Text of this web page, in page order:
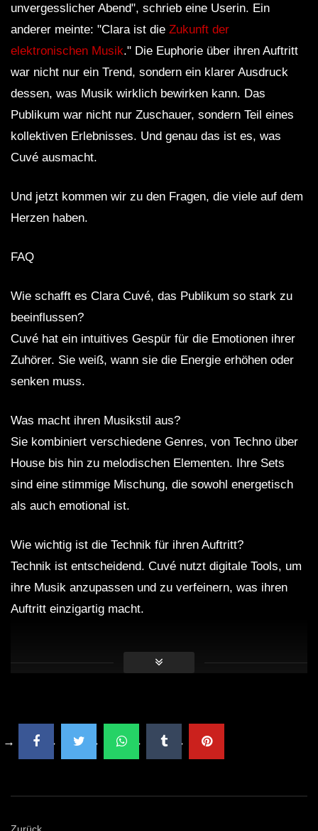
unvergesslicher Abend", schrieb eine Userin. Ein
anderer meinte: "Clara ist die Zukunft der
elektronischen Musik." Die Euphorie über ihren Auftritt
war nicht nur ein Trend, sondern ein klarer Ausdruck
dessen, was Musik wirklich bewirken kann. Das
Publikum war nicht nur Zuschauer, sondern Teil eines
kollektiven Erlebnisses. Und genau das ist es, was
Cuvé ausmacht.
Und jetzt kommen wir zu den Fragen, die viele auf dem
Herzen haben.
FAQ
Wie schafft es Clara Cuvé, das Publikum so stark zu
beeinflussen?
Cuvé hat ein intuitives Gespür für die Emotionen ihrer
Zuhörer. Sie weiß, wann sie die Energie erhöhen oder
senken muss.
Was macht ihren Musikstil aus?
Sie kombiniert verschiedene Genres, von Techno über
House bis hin zu melodischen Elementen. Ihre Sets
sind eine stimmige Mischung, die sowohl energetisch
als auch emotional ist.
Wie wichtig ist die Technik für ihren Auftritt?
Technik ist entscheidend. Cuvé nutzt digitale Tools, um
ihre Musik anzupassen und zu verfeinern, was ihren
Auftritt einzigartig macht.
Cuvé möchte, dass die Menschen sich verbunden
interpretieren kann.
In der Szene gilt Cuvé als eine der